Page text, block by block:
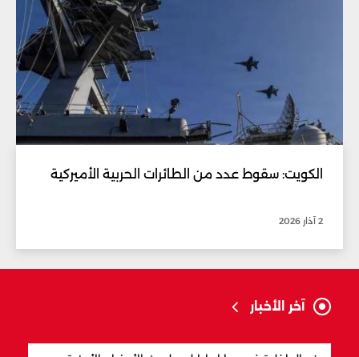
الكويت: سقوط عدد من الطائرات الحربية الأميركية
2 آذار 2026
آخر الأخبار